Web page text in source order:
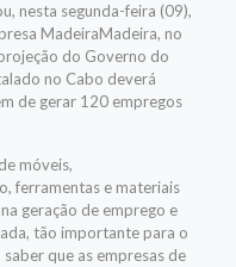
nesta segunda-feira (09),
MadeiraMadeira, no
do Governo do
no Cabo deverá
de gerar 120 empregos
móveis,
ferramentas e materiais
geração de emprego e
tão importante para o
que as empresas de